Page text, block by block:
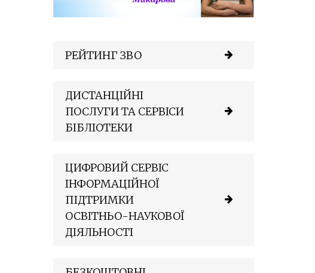
РЕЙТИНГ ЗВО
ДИСТАНЦІЙНІ
ПОСЛУГИ ТА СЕРВІСИ
БІБЛІОТЕКИ
ЦИФРОВИЙ СЕРВІС
ІНФОРМАЦІЙНОЇ
ПІДТРИМКИ
ОСВІТНЬО-НАУКОВОЇ
ДІЯЛЬНОСТІ